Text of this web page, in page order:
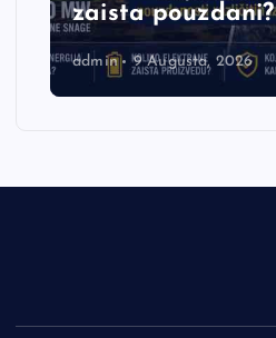
zaista pouzdani?
admin 9 Augusta, 2026